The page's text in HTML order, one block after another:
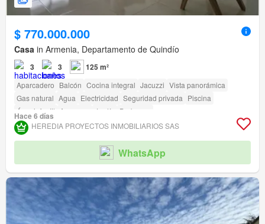
$ 770.000.000
Casa in Armenia, Departamento de Quindío
3 3 125 m²
Aparcadero Balcón Cocina integral Jacuzzi Vista panorámica
Gas natural Agua Electricidad Seguridad privada Piscina
Área infantil
Ascensor Jardín Barbecue
Hace 6 días
HEREDIA PROYECTOS INMOBILIARIOS SAS
WhatsApp